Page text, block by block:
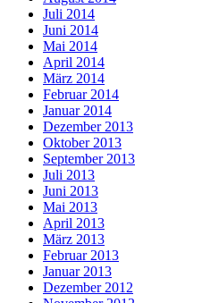
Juli 2014
Juni 2014
Mai 2014
April 2014
März 2014
Februar 2014
Januar 2014
Dezember 2013
Oktober 2013
September 2013
Juli 2013
Juni 2013
Mai 2013
April 2013
März 2013
Februar 2013
Januar 2013
Dezember 2012